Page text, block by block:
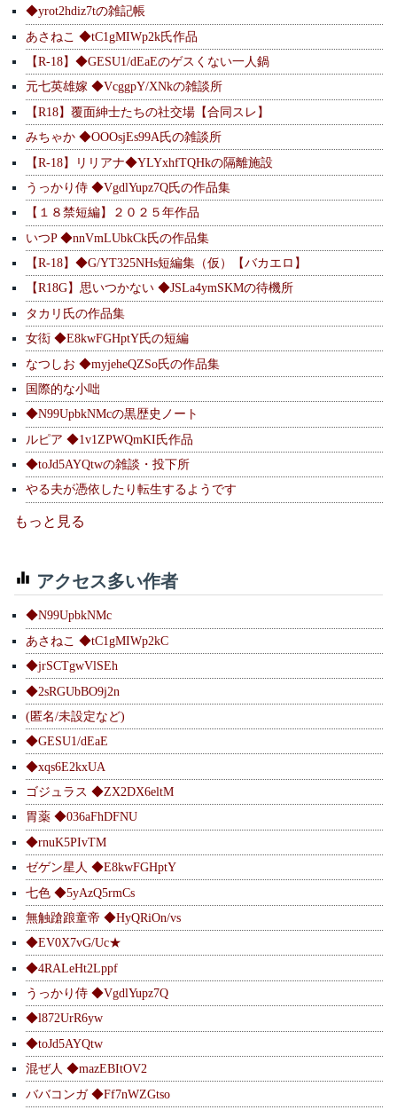
◆yrot2hdiz7tの雑記帳
あさねこ ◆tC1gMIWp2k氏作品
【R-18】◆GESU1/dEaEのゲスくない一人鍋
元七英雄嫁 ◆VcggpY/XNkの雑談所
【R18】覆面紳士たちの社交場【合同スレ】
みちゃか ◆OOOsjEs99A氏の雑談所
【R-18】リリアナ◆YLYxhfTQHkの隔離施設
うっかり侍 ◆VgdlYupz7Q氏の作品集
【１８禁短編】２０２５年作品
いつP ◆nnVmLUbkCk氏の作品集
【R-18】◆G/YT325NHs短編集（仮）【バカエロ】
【R18G】思いつかない ◆JSLa4ymSKMの待機所
タカリ氏の作品集
女衒 ◆E8kwFGHptY氏の短編
なつしお ◆myjeheQZSo氏の作品集
国際的な小咄
◆N99UpbkNMcの黒歴史ノート
ルピア ◆1v1ZPWQmKI氏作品
◆toJd5AYQtwの雑談・投下所
やる夫が憑依したり転生するようです
もっと見る
アクセス多い作者
◆N99UpbkNMc
あさねこ ◆tC1gMIWp2kC
◆jrSCTgwVlSEh
◆2sRGUbBO9j2n
(匿名/未設定など)
◆GESU1/dEaE
◆xqs6E2kxUA
ゴジュラス ◆ZX2DX6eltM
胃薬 ◆036aFhDFNU
◆rnuK5PIvTM
ゼゲン星人 ◆E8kwFGHptY
七色 ◆5yAzQ5rmCs
無触蹌踉童帝 ◆HyQRiOn/vs
◆EV0X7vG/Uc★
◆4RALeHt2Lppf
うっかり侍 ◆VgdlYupz7Q
◆l872UrR6yw
◆toJd5AYQtw
混ぜ人 ◆mazEBItOV2
ババコンガ ◆Ff7nWZGtso